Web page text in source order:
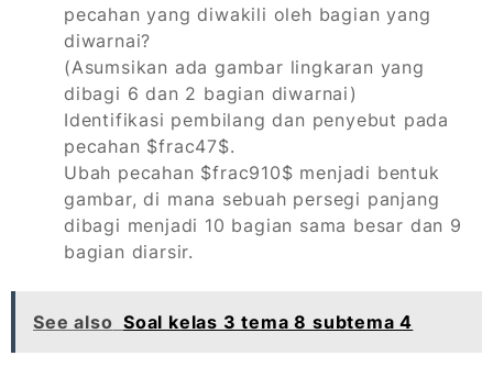
pecahan yang diwakili oleh bagian yang
diwarnai?
(Asumsikan ada gambar lingkaran yang
dibagi 6 dan 2 bagian diwarnai)
Identifikasi pembilang dan penyebut pada
pecahan $frac47$.
Ubah pecahan $frac910$ menjadi bentuk
gambar, di mana sebuah persegi panjang
dibagi menjadi 10 bagian sama besar dan 9
bagian diarsir.
See also Soal kelas 3 tema 8 subtema 4